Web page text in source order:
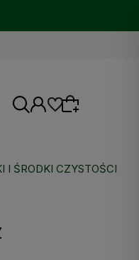
I ŚRODKI CZYSTOŚCI